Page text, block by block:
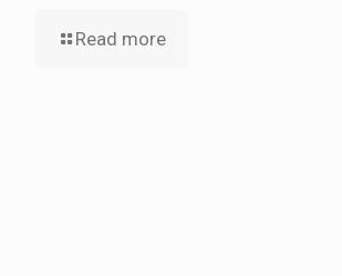
Read more